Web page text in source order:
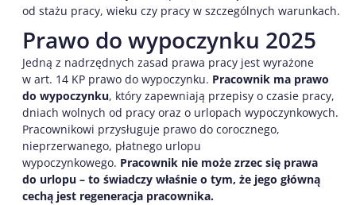
od stażu pracy, wieku czy pracy w szczególnych warunkach.
Prawo do wypoczynku 2025
Jedną z nadrzędnych zasad prawa pracy jest wyrażone
w art. 14 KP prawo do wypoczynku. Pracownik ma prawo
do wypoczynku, który zapewniają przepisy o czasie pracy,
dniach wolnych od pracy oraz o urlopach wypoczynkowych.
Pracownikowi przysługuje prawo do corocznego,
nieprzerwanego, płatnego urlopu
wypoczynkowego. Pracownik nie może zrzec się prawa
do urlopu – to świadczy właśnie o tym, że jego główną
cechą jest regeneracja pracownika.